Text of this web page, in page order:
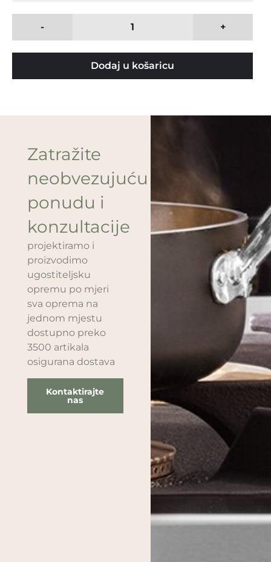
- +
Dodaj u košaricu
Zatražite
neobvezujuću
ponudu i
konzultacije
projektiramo i
proizvodimo
ugostiteljsku
opremu po mjeri
sva oprema na
jednom mjestu
dostupno preko
3500 artikala
osigurana dostava
Kontaktirajte
nas